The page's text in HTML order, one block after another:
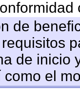
de
de inicio
el